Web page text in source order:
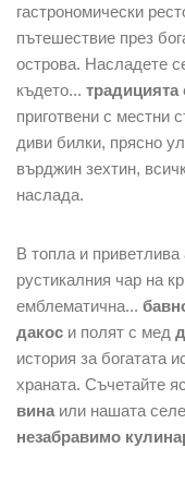
гастрономически
пътешествие през
острова. Насладете
където...
приготвени с местни
диви билки, прясно
върджин зехтин,
наслада.
В топла и
рустикалния чар на
емблематична...
дакос и полят с мед
история за богатата
храната. Съчетайте
вина или нашата
незабравимо